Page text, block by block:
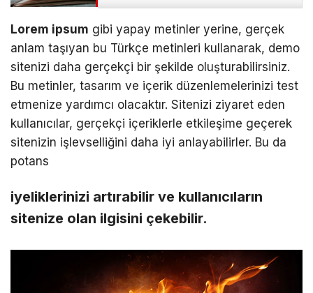
Lorem ipsum gibi yapay metinler yerine, gerçek
anlam taşıyan bu Türkçe metinleri kullanarak, demo
sitenizi daha gerçekçi bir şekilde oluşturabilirsiniz.
Bu metinler, tasarım ve içerik düzenlemelerinizi test
etmenize yardımcı olacaktır. Sitenizi ziyaret eden
kullanıcılar, gerçekçi içeriklerle etkileşime geçerek
sitenizin işlevselliğini daha iyi anlayabilirler. Bu da
potans
iyeliklerinizi artırabilir ve kullanıcıların
sitenize olan ilgisini çekebilir.